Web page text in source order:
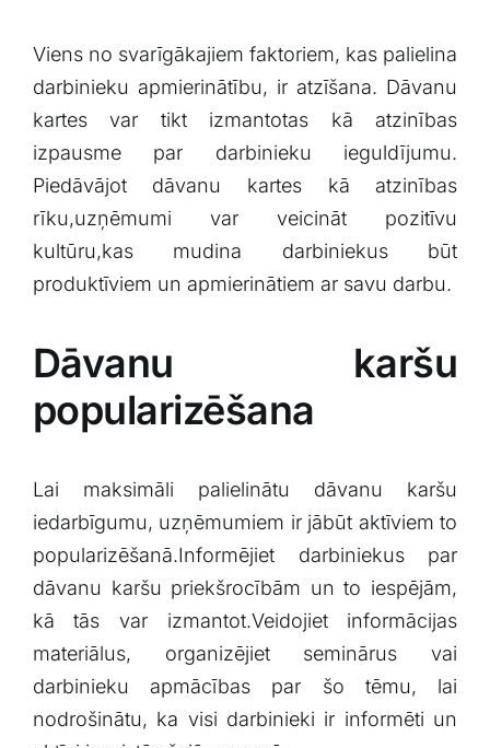
Viens no svarīgākajiem faktoriem, kas palielina
darbinieku apmierinātību,⁢ ir⁢ atzīšana.‍ Dāvanu
kartes‌ var tikt ‍izmantotas kā atzinības
⁤izpausme par ⁣darbinieku ieguldījumu.⁣
Piedāvājot dāvanu kartes kā atzinības
rīku,uzņēmumi var veicināt⁤ pozitīvu
kultūru,kas⁣ mudina ​darbiniekus būt
produktīviem‌ un ⁢apmierinātiem​ ar savu ⁣darbu.
Dāvanu karšu
popularizēšana
Lai maksimāli ⁣palielinātu dāvanu ‍karšu
iedarbīgumu, uzņēmumiem ir jābūt aktīviem ‌to
popularizēšanā.Informējiet darbiniekus par
dāvanu karšu priekšrocībām un to iespējām,‌
kā tās var izmantot.Veidojiet informācijas
materiālus, organizējiet seminārus vai
darbinieku apmācības​ par šo tēmu, lai
nodrošinātu, ka visi darbinieki ir informēti un